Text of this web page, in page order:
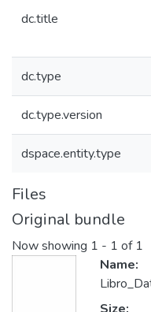
dc.title
dc.type
dc.type.version
dspace.entity.type
Files
Original bundle
Now showing 1 - 1 of 1
Name: